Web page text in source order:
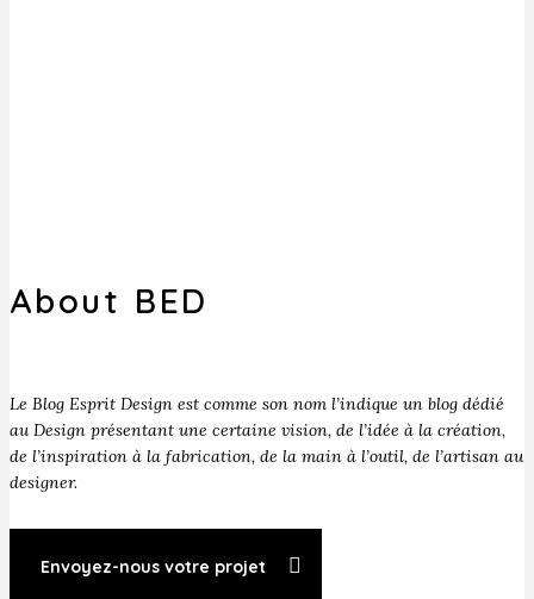
About BED
Le Blog Esprit Design est comme son nom l’indique un blog dédié
au Design présentant une certaine vision, de l’idée à la création,
de l’inspiration à la fabrication, de la main à l’outil, de l’artisan au
designer.
Envoyez-nous votre projet